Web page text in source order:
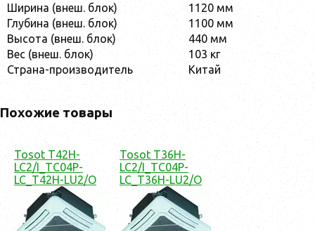
Ширина (внеш. блок)
1120 мм
Глубина (внеш. блок)
1100 мм
Высота (внеш. блок)
440 мм
Вес (внеш. блок)
103 кг
Страна-производитель
Китай
Похожие товары
Tosot T42H-
LC2/I_TC04P-
LC_T42H-LU2/O
Tosot T36H-
LC2/I_TC04P-
LC_T36H-LU2/O